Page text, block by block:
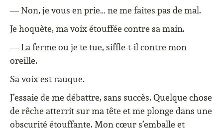
— Non, je vous en prie… ne me faites pas de mal.
Je hoquète, ma voix étouffée contre sa main.
— La ferme ou je te tue, siffle-t-il contre mon
oreille.
Sa voix est rauque.
J’essaie de me débattre, sans succès. Quelque chose
de rêche atterrit sur ma tête et me plonge dans une
obscurité étouffante. Mon cœur s’emballe et